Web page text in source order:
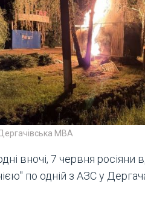
МВА
вночі, 7 червня росіяни
по одній з АЗС у